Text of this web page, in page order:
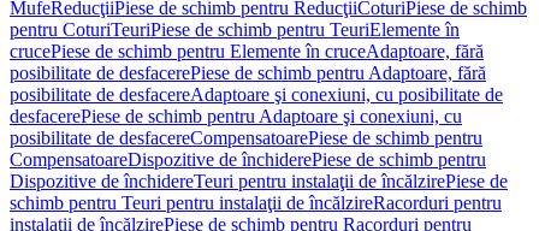
MufeReducţiiPiese de schimb pentru ReducţiiCoturiPiese de schimb
pentru CoturiTeuriPiese de schimb pentru TeuriElemente în
crucePiese de schimb pentru Elemente în cruceAdaptoare, fără
posibilitate de desfacerePiese de schimb pentru Adaptoare, fără
posibilitate de desfacereAdaptoare şi conexiuni, cu posibilitate de
desfacerePiese de schimb pentru Adaptoare şi conexiuni, cu
posibilitate de desfacereCompensatoarePiese de schimb pentru
CompensatoareDispozitive de închiderePiese de schimb pentru
Dispozitive de închidereTeuri pentru instalaţii de încălzirePiese de
schimb pentru Teuri pentru instalaţii de încălzireRacorduri pentru
instalaţii de încălzirePiese de schimb pentru Racorduri pentru